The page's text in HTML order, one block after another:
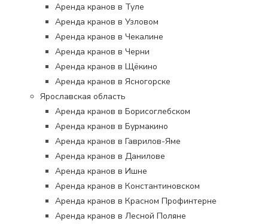
Аренда кранов в Туле
Аренда кранов в Узловом
Аренда кранов в Чекалине
Аренда кранов в Черни
Аренда кранов в Щёкино
Аренда кранов в Ясногорске
Ярославская область
Аренда кранов в Борисоглебском
Аренда кранов в Бурмакино
Аренда кранов в Гаврилов-Яме
Аренда кранов в Данилове
Аренда кранов в Ишне
Аренда кранов в Константиновском
Аренда кранов в Красном Профинтерне
Аренда кранов в Лесной Поляне